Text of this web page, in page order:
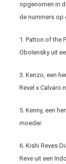
opgenomen in
de nummers op
1. Patton of the
Obolensky uit
3. Kenzo, een
Revel x Calvaro
5. Kenny, een
moeder.
6. Kishi Reves
Reve uit een